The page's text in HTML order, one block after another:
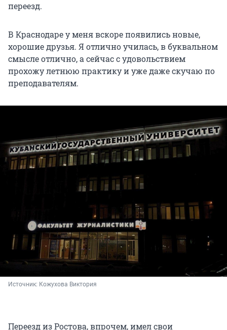
переезд.
В Краснодаре у меня вскоре появились новые,
хорошие друзья. Я отлично училась, в буквальном
смысле отлично, а сейчас с удовольствием
прохожу летнюю практику и уже даже скучаю по
преподавателям.
Источник: Кожухова Виктория
Переезд из Ростова, впрочем, имел свои